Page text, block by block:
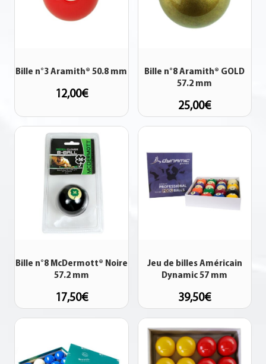
Bille n°3 Aramith® 50.8 mm
12,00€
Bille n°8 Aramith® GOLD
57.2 mm
25,00€
Bille n°8 McDermott® Noire
57.2 mm
17,50€
Jeu de billes Américain
Dynamic 57 mm
39,50€